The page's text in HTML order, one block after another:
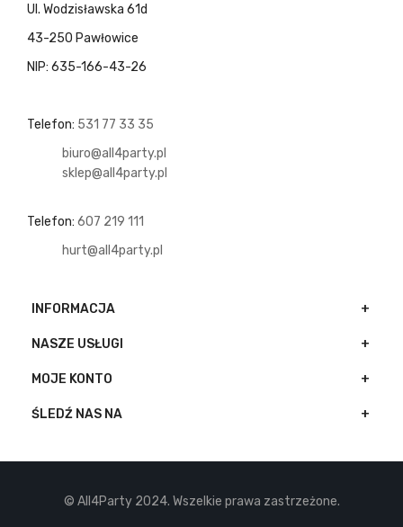
Ul. Wodzisławska 61d
43-250 Pawłowice
NIP: 635-166-43-26
Telefon: 531 77 33 35
biuro@all4party.pl
sklep@all4party.pl
Telefon: 607 219 111
hurt@all4party.pl
INFORMACJA
NASZE USŁUGI
MOJE KONTO
ŚLEDŹ NAS NA
© All4Party 2024. Wszelkie prawa zastrzeżone.